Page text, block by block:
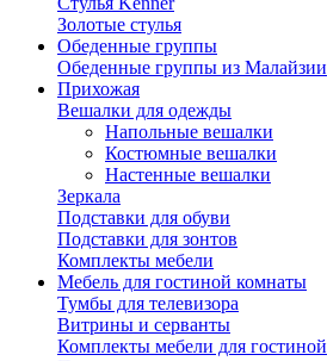
Золотые стулья
Обеденные группы
Обеденные группы из Малайзии
Прихожая
Вешалки для одежды
Напольные вешалки
Костюмные вешалки
Настенные вешалки
Зеркала
Подставки для обуви
Подставки для зонтов
Комплекты мебели
Мебель для гостиной комнаты
Тумбы для телевизора
Витрины и серванты
Комплекты мебели для гостиной